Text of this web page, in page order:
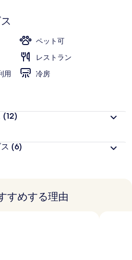
ペット可
レストラン
用
冷房
(12)
(6)
すめする理由